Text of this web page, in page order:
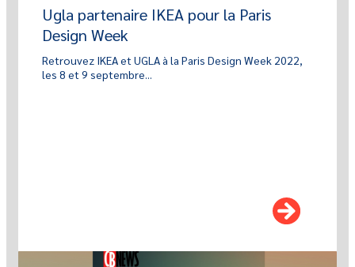
Ugla partenaire IKEA pour la Paris
Design Week
Retrouvez IKEA et UGLA à la Paris Design Week 2022,
les 8 et 9 septembre...